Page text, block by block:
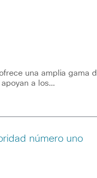
una amplia gama
a los…
número uno